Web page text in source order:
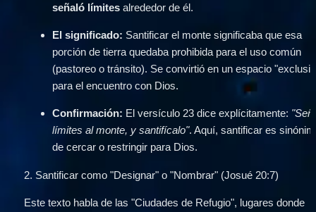
señaló límites alrededor de él.
El significado: Santificar el monte significaba que esa
porción de tierra quedaba prohibida para el uso común
(pastoreo o tránsito). Se convirtió en un espacio
para el encuentro con Dios.
Confirmación: El versículo 23 dice explícitamente:
límites al monte, y santifícalo". Aquí, santificar es
de cercar o restringir para Dios.
2. Santificar como "Designar" o "Nombrar" (Josué 20:7)
Este texto habla de las "Ciudades de Refugio", lugares donde